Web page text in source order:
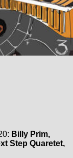
Billy Prim,
Step Quaretet,